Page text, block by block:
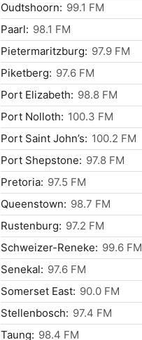
Oudtshoorn: 99.1 FM
Paarl: 98.1 FM
Pietermaritzburg: 97.9 FM
Piketberg: 97.6 FM
Port Elizabeth: 98.8 FM
Port Nolloth: 100.3 FM
Port Saint John’s: 100.2 FM
Port Shepstone: 97.8 FM
Pretoria: 97.5 FM
Queenstown: 98.7 FM
Rustenburg: 97.2 FM
Schweizer-Reneke: 99.6 FM
Senekal: 97.6 FM
Somerset East: 90.0 FM
Stellenbosch: 97.4 FM
Taung: 98.4 FM